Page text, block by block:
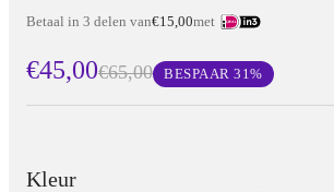
Betaal in 3 delen van€15,00met
€45,00€65,00 BESPAAR31%
Kleur